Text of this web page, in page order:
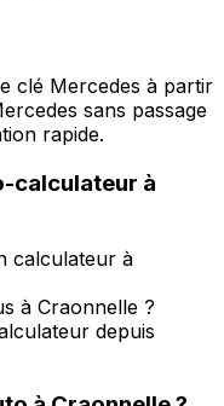
clé Mercedes à partir
sans passage
rapide.
calculateur à
calculateur à
à Craonnelle ?
depuis